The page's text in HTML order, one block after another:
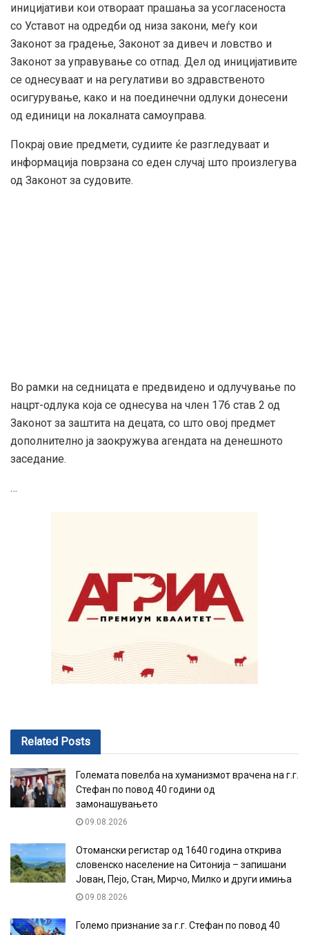
иницијативи кои отвораат прашања за усогласеноста
со Уставот на одредби од низа закони, меѓу кои
Законот за градење, Законот за дивеч и ловство и
Законот за управување со отпад. Дел од иницијативите
се однесуваат и на регулативи во здравственото
осигурување, како и на поединечни одлуки донесени
од единици на локалната самоуправа.
Покрај овие предмети, судиите ќе разгледуваат и
информација поврзана со еден случај што произлегува
од Законот за судовите.
Во рамки на седницата е предвидено и одлучување по
нацрт-одлука која се однесува на член 176 став 2 од
Законот за заштита на децата, со што овој предмет
дополнително ја заокружува агендата на денешното
заседание.
…
Related Posts
Големата повелба на хуманизмот врачена на г.г.
Стефан по повод 40 години од
замонашувањето
09.08.2026
Отомански регистар од 1640 година открива
словенско население на Ситонија – запишани
Јован, Пејо, Стан, Мирчо, Милко и други имиња
09.08.2026
Големо признание за г.г. Стефан по повод 40